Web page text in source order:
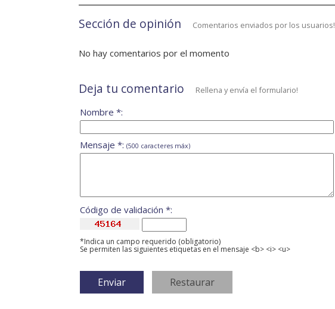
Sección de opinión Comentarios enviados por los usuarios!
No hay comentarios por el momento
Deja tu comentario Rellena y envía el formulario!
Nombre *:
Mensaje *: (500 caracteres máx)
Código de validación *:
*Indica un campo requerido (obligatorio)
Se permiten las siguientes etiquetas en el mensaje <b> <i> <u>